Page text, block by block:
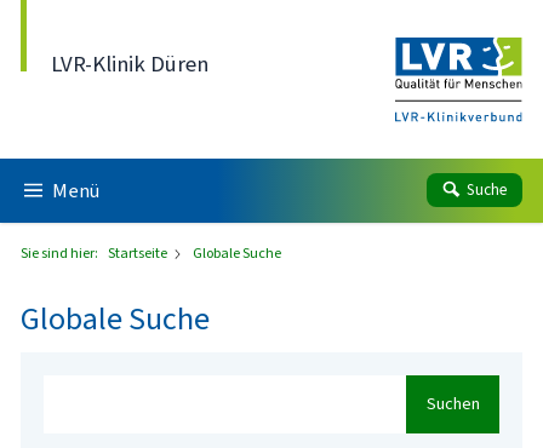
LVR-Klinik Düren
Menü Suche
Sie sind hier: Startseite Globale Suche
Globale Suche
Suchen